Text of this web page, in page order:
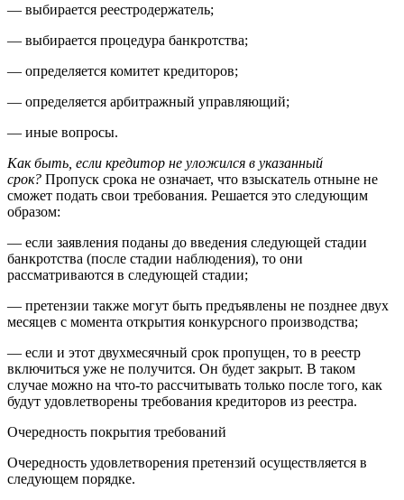
— выбирается реестродержатель;
— выбирается процедура банкротства;
— определяется комитет кредиторов;
— определяется арбитражный управляющий;
— иные вопросы.
Как быть, если кредитор не уложился в указанный
срок? Пропуск срока не означает, что взыскатель отныне не
сможет подать свои требования. Решается это следующим
образом:
— если заявления поданы до введения следующей стадии
банкротства (после стадии наблюдения), то они
рассматриваются в следующей стадии;
— претензии также могут быть предъявлены не позднее двух
месяцев с момента открытия конкурсного производства;
— если и этот двухмесячный срок пропущен, то в реестр
включиться уже не получится. Он будет закрыт. В таком
случае можно на что-то рассчитывать только после того, как
будут удовлетворены требования кредиторов из реестра.
Очередность покрытия требований
Очередность удовлетворения претензий осуществляется в
следующем порядке.